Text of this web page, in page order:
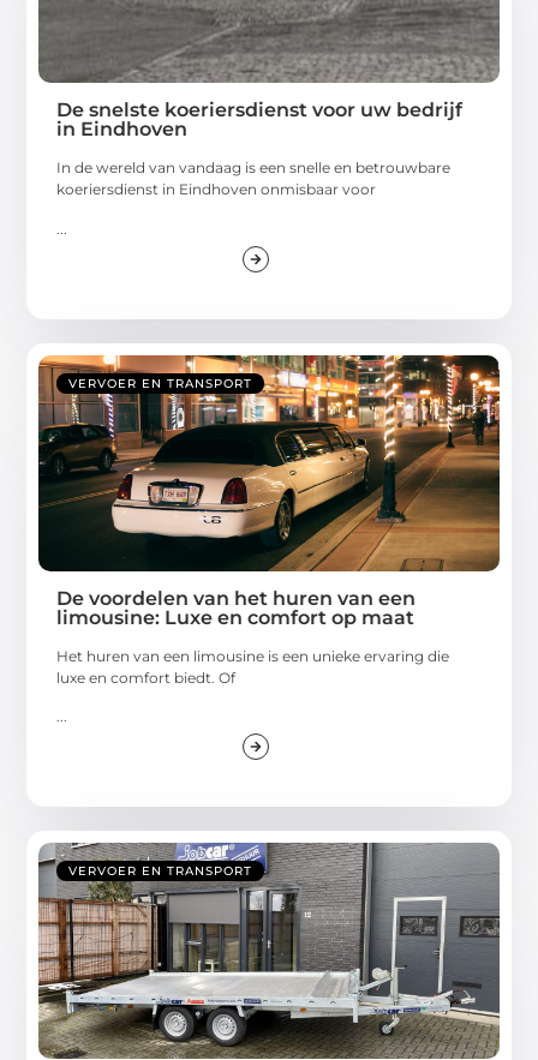
De snelste koeriersdienst voor uw bedrijf
in Eindhoven
In de wereld van vandaag is een snelle en betrouwbare
koeriersdienst in Eindhoven onmisbaar voor
VERVOER EN TRANSPORT
De voordelen van het huren van een
limousine: Luxe en comfort op maat
Het huren van een limousine is een unieke ervaring die
luxe en comfort biedt. Of
...
VERVOER EN TRANSPORT